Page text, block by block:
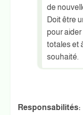
de
Doit être
pour
totales et
souhaité.
Responsabilités: